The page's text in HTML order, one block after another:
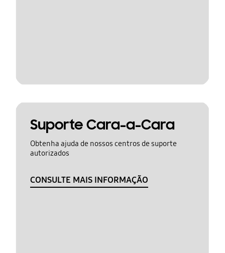
Suporte Cara-a-Cara
Obtenha ajuda de nossos centros de suporte
autorizados
CONSULTE MAIS INFORMAÇÃO